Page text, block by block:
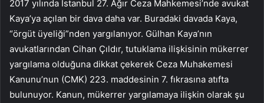
2017 yılında İstanbul 27. Ağır Ceza Mahkemesi’nde avukat
Kaya’ya açılan bir dava daha var. Buradaki davada Kaya,
“örgüt üyeliği”nden yargılanıyor. Gülhan Kaya’nın
avukatlarından Cihan Çıldır, tutuklama ilişkisinin mükerrer
yargılama olduğuna dikkat çekerek Ceza Muhakemesi
Kanunu’nun (CMK) 223. maddesinin 7. fıkrasına atıfta
bulunuyor. Kanun, mükerrer yargılamaya ilişkin olarak şu